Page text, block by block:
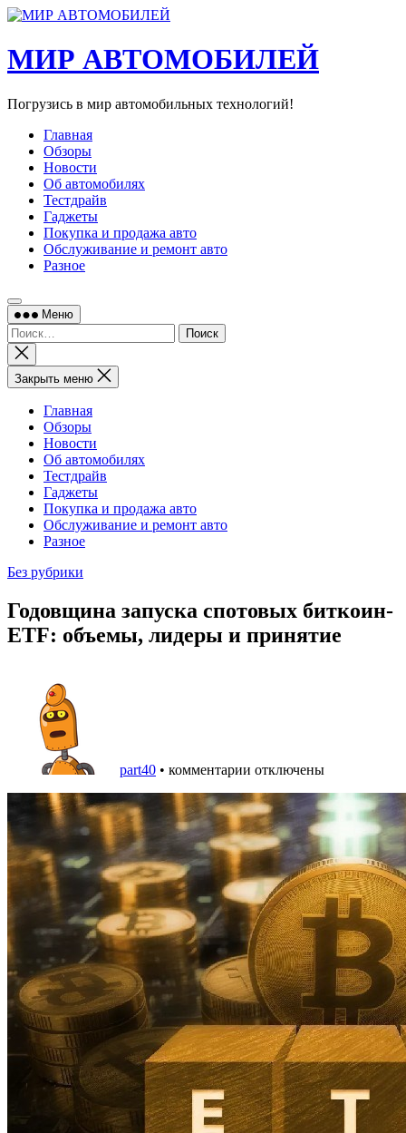
Перейти
содержимому
МИР АВТОМОБИЛЕЙ
Погрузись в мир автомобильных технологий!
Главная
Обзоры
Новости
Об автомобилях
Тестдрайв
Гаджеты
Покупка и продажа авто
Обслуживание и ремонт авто
Разное
Меню
Найти:
Закрыть
поиск
Закрыть меню
Главная
Обзоры
Новости
Об автомобилях
Тестдрайв
Гаджеты
Покупка и продажа авто
Обслуживание и ремонт авто
Разное
Без рубрики
Годовщина запуска спотовых биткоин-
ETF: объемы, лидеры и принятие
part40 • комментарии отключены